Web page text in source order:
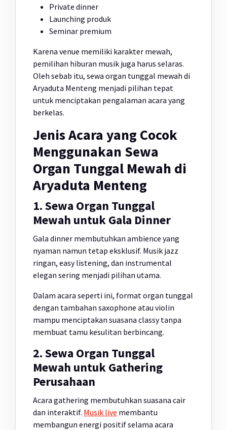
Private dinner
Launching produk
Seminar premium
Karena venue memiliki karakter mewah,
pemilihan hiburan musik juga harus selaras.
Oleh sebab itu, sewa organ tunggal mewah di
Aryaduta Menteng menjadi pilihan tepat
untuk menciptakan pengalaman acara yang
berkelas.
Jenis Acara yang Cocok
Menggunakan Sewa
Organ Tunggal Mewah di
Aryaduta Menteng
1. Sewa Organ Tunggal
Mewah untuk Gala Dinner
Gala dinner membutuhkan ambience yang
nyaman namun tetap eksklusif. Musik jazz
ringan, easy listening, dan instrumental
elegan sering menjadi pilihan utama.
Dalam acara seperti ini, format organ tunggal
dengan tambahan saxophone atau violin
mampu menciptakan suasana classy tanpa
membuat tamu kesulitan berbincang.
2. Sewa Organ Tunggal
Mewah untuk Gathering
Perusahaan
Acara gathering membutuhkan suasana cair
dan interaktif. Musik live membantu
membangun energi positif selama acara